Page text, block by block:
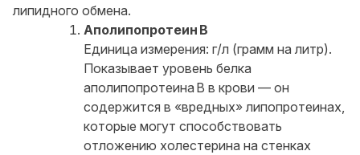
липидного обмена.
Аполипопротеин В
Единица измерения: г/л (грамм на литр).
Показывает уровень белка
аполипопротеина В в крови — он
содержится в «вредных» липопротеинах,
которые могут способствовать
отложению холестерина на стенках